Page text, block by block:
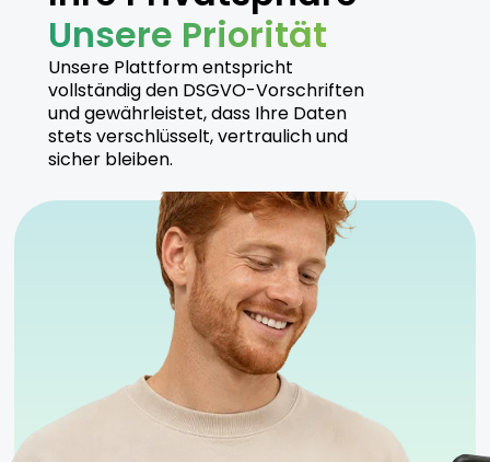
Hersteller
Tilray stellt Island Sweet Skunk unter strengen
Qualitätskontrollen her, um eine sichere und
effektive Anwendung zu gewährleisten.
Sicherheitshinweise
Kühl und trocken lagern
Für erfahrene Nutzer empfohlen
Anwendung unter ärztlicher Aufsicht empfohlen
Unsere Priorität
Unsere Plattform entspricht
vollständig den DSGVO-Vorschriften
und gewährleistet, dass Ihre Daten
stets verschlüsselt, vertraulich und
sicher bleiben.